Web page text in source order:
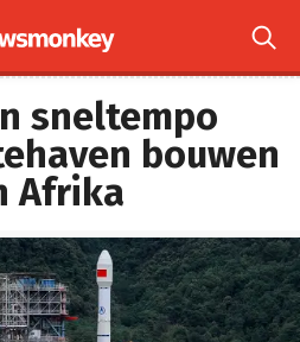

sneltempo
bouwen
Afrika